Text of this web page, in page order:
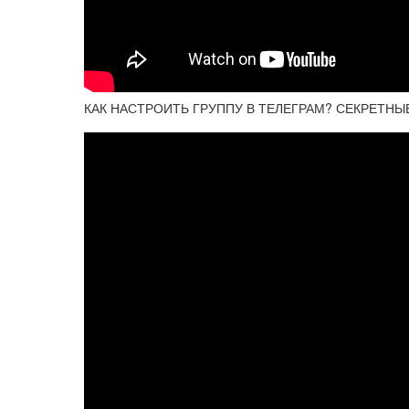
КАК НАСТРОИТЬ ГРУППУ В ТЕЛЕГРАМ?